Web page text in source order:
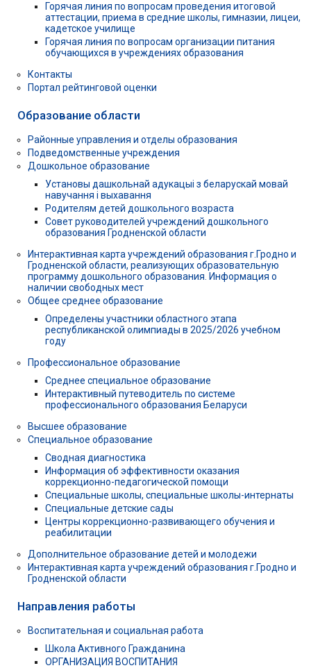
Горячая линия по вопросам проведения итоговой
аттестации, приема в средние школы, гимназии, лицеи,
кадетское училище
Горячая линия по вопросам организации питания
обучающихся в учреждениях образования
Контакты
Портал рейтинговой оценки
Образование области
Районные управления и отделы образования
Подведомственные учреждения
Дошкольное образование
Установы дашкольнай адукацыі з беларускай мовай
навучання і выхавання
Родителям детей дошкольного возраста
Совет руководителей учреждений дошкольного
образования Гродненской области
Интерактивная карта учреждений образования г.Гродно и
Гродненской области, реализующих образовательную
программу дошкольного образования. Информация о
наличии свободных мест
Общее среднее образование
Определены участники областного этапа
республиканской олимпиады в 2025/2026 учебном
году
Профессиональное образование
Среднее специальное образование
Интерактивный путеводитель по системе
профессионального образования Беларуси
Высшее образование
Специальное образование
Сводная диагностика
Информация об эффективности оказания
коррекционно-педагогической помощи
Специальные школы, специальные школы-интернаты
Специальные детские сады
Центры коррекционно-развивающего обучения и
реабилитации
Дополнительное образование детей и молодежи
Интерактивная карта учреждений образования г.Гродно и
Гродненской области
Направления работы
Воспитательная и социальная работа
Школа Активного Гражданина
ОРГАНИЗАЦИЯ ВОСПИТАНИЯ